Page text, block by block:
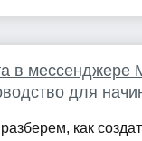
в мессенджере
для
как